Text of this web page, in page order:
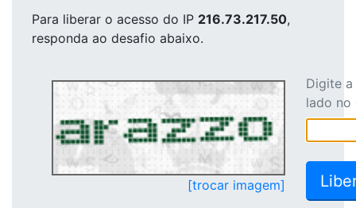
Para liberar o acesso do IP 216.73.217.50,
responda ao desafio abaixo.
[trocar imagem]
Digite
lado no